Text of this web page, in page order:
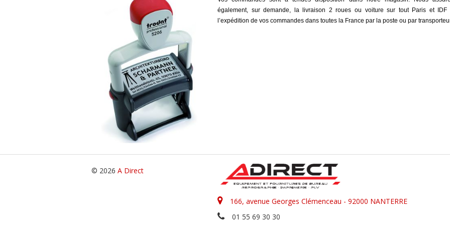
également, sur demande, la livraison 2 roues ou voiture sur tout Paris et IDF
l’expédition de vos commandes dans toutes la France par la poste ou par
© 2026 A Direct
166, avenue Georges Clémenceau - 92000 NANTERRE
01 55 69 30 30